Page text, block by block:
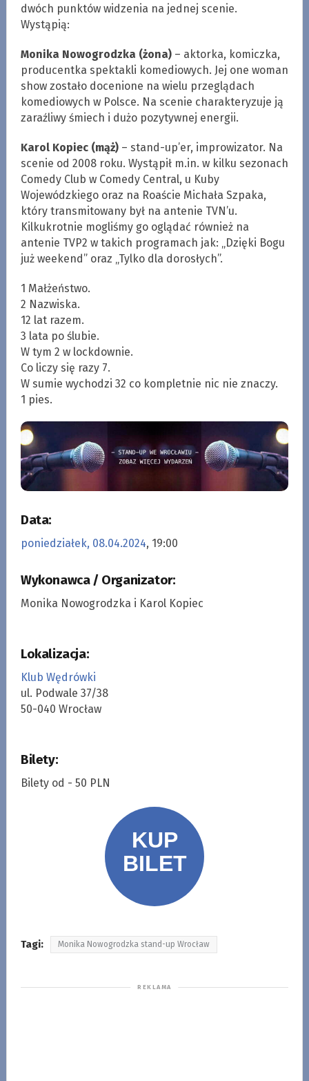
dwóch punktów widzenia na jednej scenie.
Wystąpią:
Monika Nowogrodzka (żona)– aktorka, komiczka,
producentka spektakli komediowych. Jej one woman
show zostało docenione na wielu przeglądach
komediowych w Polsce. Na scenie charakteryzuje ją
zaraźliwy śmiech i dużo pozytywnej energii.
Karol Kopiec (mąż)– stand-up’er, improwizator. Na
scenie od 2008 roku. Wystąpił m.in. w kilku sezonach
Comedy Club w Comedy Central, u Kuby
Wojewódzkiego oraz na Roaście Michała Szpaka,
który transmitowany był na antenie TVN’u.
Kilkukrotnie mogliśmy go oglądać również na
antenie TVP2 w takich programach jak: „Dzięki Bogu
już weekend” oraz „Tylko dla dorosłych”.
1 Małżeństwo.
2 Nazwiska.
12 lat razem.
3 lata po ślubie.
W tym 2 w lockdownie.
Co liczy się razy 7.
W sumie wychodzi 32 co kompletnie nic nie znaczy.
1 pies.
Data:
poniedziałek, 08.04.2024, 19:00
Wykonawca / Organizator:
Monika Nowogrodzka i Karol Kopiec
Lokalizacja:
Klub Wędrówki
ul. Podwale 37/38
50-040 Wrocław
Bilety:
Bilety od - 50 PLN
Tagi: Monika Nowogrodzka stand-up Wrocław